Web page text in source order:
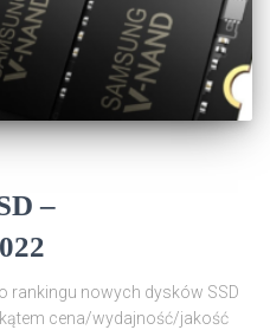
–
rankingu nowych dysków SSD
cena/wydajność/jakość